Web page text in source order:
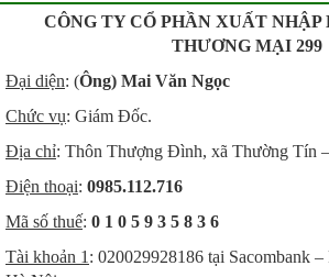
CÔNG TY CỔ PHẦN XUẤT
THƯƠNG MẠI 299
Đại diện: (Ông) Mai Văn Ngọc
Chức vụ: Giám Đốc.
Địa chỉ: Thôn Thượng Đình, xã Thường Tín
Điện thoại: 0985.112.716
Mã số thuế: 0 1 0 5 9 3 5 8 3 6
Tài khoản 1 : 020029928186 tại Sacombank